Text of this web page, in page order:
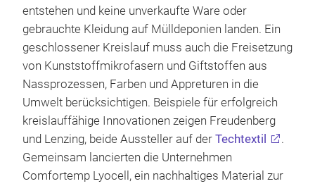
entstehen und keine unverkaufte Ware oder
gebrauchte Kleidung auf Mülldeponien landen. Ein
geschlossener Kreislauf muss auch die Freisetzung
von Kunststoffmikrofasern und Giftstoffen aus
Nassprozessen, Farben und Appreturen in die
Umwelt berücksichtigen. Beispiele für erfolgreich
kreislauffähige Innovationen zeigen Freudenberg
und Lenzing, beide Aussteller auf der Techtextil
.
Gemeinsam lancierten die Unternehmen
Comfortemp Lyocell, ein nachhaltiges Material zur